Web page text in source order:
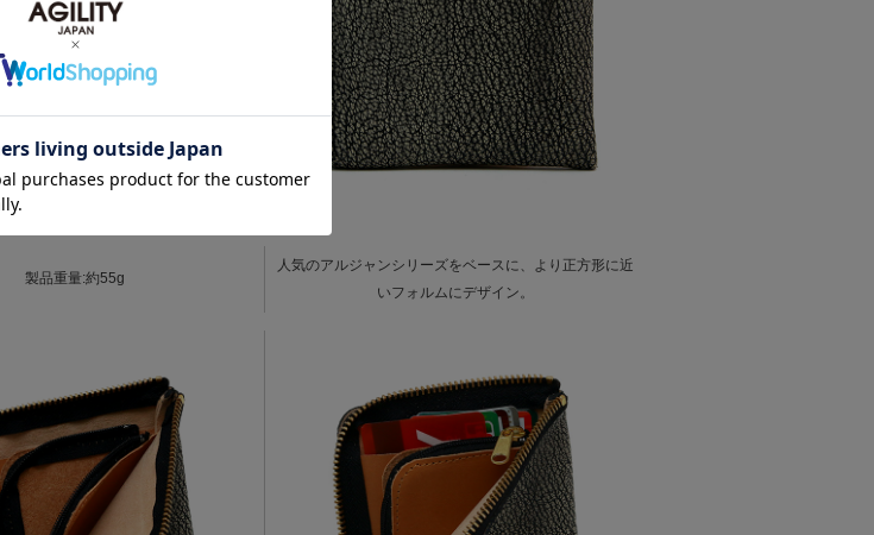
製品重量:約55g
人気のアルジャンシリーズをベースに、より正方形に近
いフォルムにデザイン。